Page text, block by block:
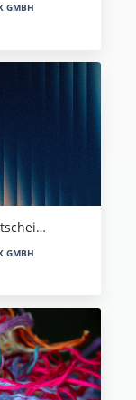
GMBH
GMBH